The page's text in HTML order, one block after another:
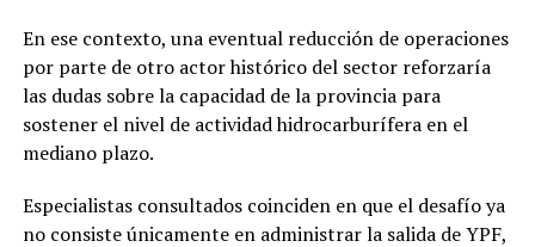
En ese contexto, una eventual reducción de operaciones
por parte de otro actor histórico del sector reforzaría
las dudas sobre la capacidad de la provincia para
sostener el nivel de actividad hidrocarburífera en el
mediano plazo.
Especialistas consultados coinciden en que el desafío ya
no consiste únicamente en administrar la salida de YPF,